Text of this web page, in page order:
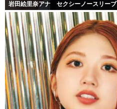
岩田絵里奈アナ セクシーノースリーブ